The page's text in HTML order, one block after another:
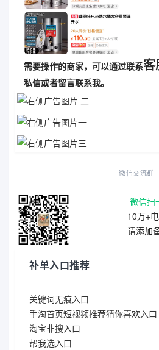
需要操作的商家，可以通过联系客
私信或者留言联系我。
微信交流群
微信扫
10万+
请添加
补单入口推荐
关键词无痕入口
手淘首页短视频推荐猜你喜欢入口
淘宝非搜入口
帮我选入口